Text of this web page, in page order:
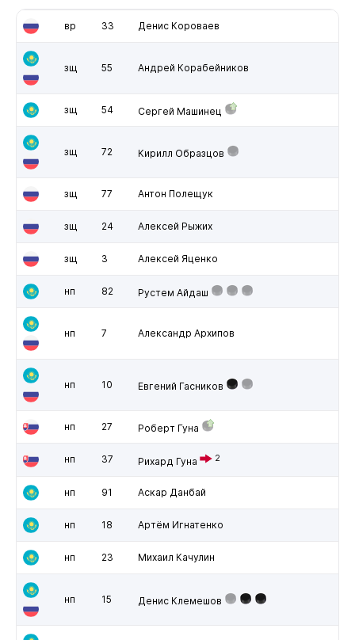
вр 33 Денис Короваев
зщ 55 Андрей Корабейников
зщ 54 Сергей Машинец
зщ 72 Кирилл Образцов
зщ 77 Антон Полещук
зщ 24 Алексей Рыжих
зщ 3 Алексей Яценко
нп 82 Рустем Айдаш
нп 7 Александр Архипов
нп 10 Евгений Гасников
нп 27 Роберт Гуна
нп 37 Рихард Гуна 2
нп 91 Аскар Данбай
нп 18 Артём Игнатенко
нп 23 Михаил Качулин
нп 15 Денис Клемешов